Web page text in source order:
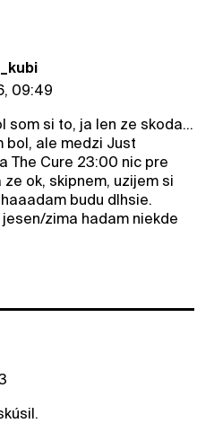
09:49
som si to, ja len ze skoda…
bol, ale medzi Just
The Cure 23:00 nic pre
ok, skipnem, uzijem si
budu dlhsie.
jesen/zima hadam niekde